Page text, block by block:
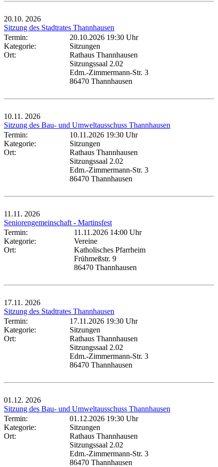
20.10. 2026
Sitzung des Stadtrates Thannhausen
Termin:
20.10.2026 19:30 Uhr
Kategorie:
Sitzungen
Ort:
Rathaus Thannhausen
Sitzungssaal 2.02
Edm.-Zimmermann-Str. 3
86470 Thannhausen
10.11. 2026
Sitzung des Bau- und Umweltausschuss Thannhausen
Termin:
10.11.2026 19:30 Uhr
Kategorie:
Sitzungen
Ort:
Rathaus Thannhausen
Sitzungssaal 2.02
Edm.-Zimmermann-Str. 3
86470 Thannhausen
11.11. 2026
Seniorengemeinschaft - Martinsfest
Termin:
11.11.2026 14:00 Uhr
Kategorie:
Vereine
Ort:
Katholisches Pfarrheim
Frühmeßstr. 9
86470 Thannhausen
17.11. 2026
Sitzung des Stadtrates Thannhausen
Termin:
17.11.2026 19:30 Uhr
Kategorie:
Sitzungen
Ort:
Rathaus Thannhausen
Sitzungssaal 2.02
Edm.-Zimmermann-Str. 3
86470 Thannhausen
01.12. 2026
Sitzung des Bau- und Umweltausschuss Thannhausen
Termin:
01.12.2026 19:30 Uhr
Kategorie:
Sitzungen
Ort:
Rathaus Thannhausen
Sitzungssaal 2.02
Edm.-Zimmermann-Str. 3
86470 Thannhausen